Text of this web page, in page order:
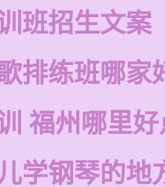
班招生文案
排练班哪家
福州哪里
学钢琴的地